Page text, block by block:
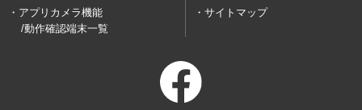
アプリカメラ機能
/動作確認端末一覧
サイトマップ